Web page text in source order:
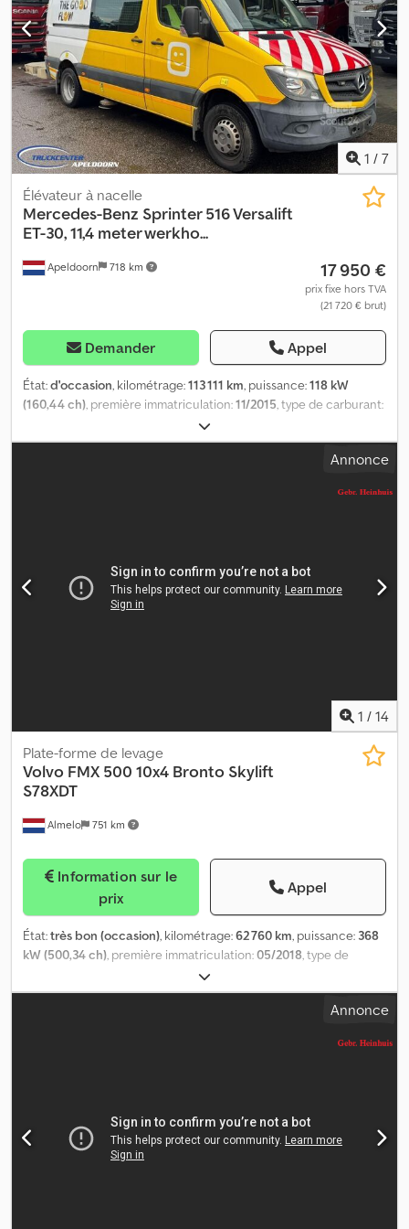
Informations techniques Capacité du moteur: 6.693 cc Essieu
avant: Direction Essieu arrière: Roues jumelées Poids Poids à vide:
12.640 kg Capacité de charge: 6.360 kg PBV: 19.000 kg Crsdpfx
Aozqawbsk Uof Condition État technique: très bon État optique:
très bon
1 / 7
Apeldoorn 718 km
Élévateur à nacelle
Mercedes-Benz Sprinter 516 Versalift
ET-30, 11,4 meter werkho...
17 950 €
prix fixe hors TVA
(21 720 € brut)
Demander Appel
État:d'occasion, kilométrage:113 111 km, puissance:118 kW
(160,44 ch), première immatriculation:11/2015, type de carburant:
, couleur:autre
mécanique, classe d'émission:Euro 6, nombre de sièges:2, Année
ABS, direction assistée,
= - Antidémarrage - Balise(s) - Freins à disque - Limiteur de vitesse
d'informations = PBV: 5.300 kg Marque de construction: Versalift
ET-30 = Information sur la société = Données bancaires: Compte
Rabobank: 39.33.10.655 IBAN: NL73RABO0393310655
Annonce
1 / 14
Almelo 751 km
Plate-forme de levage
Volvo FMX 500 10x4 Bronto Skylift
S78XDT
prix
Appel
État:très bon (occasion), kilométrage:62 760 km, puissance: 368
kW (500,34 ch), première immatriculation:05/2018, type de
, dimension des pneus:
configuration d'essieux:10x4, carburant:diesel, freins:retardeur,
, charge
Équipement:
AdBlue, EBS (Système de freinage électronique),
airbag, blocage de différentiel, climatisation, direction assistée,
ordinateur de bord, retardeur, régulation électrique des vitres,
Annonce